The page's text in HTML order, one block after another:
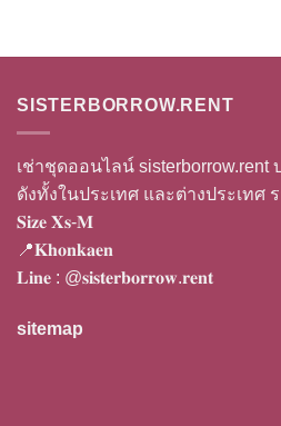
SISTERBORROW.RENT
เช่าชุดออนไลน์
ดังทั้งในประเทศ และต่างประเทศ
𝐒𝐢𝐳𝐞 𝐗𝐬-𝐌
📍𝐊𝐡𝐨𝐧𝐤𝐚𝐞𝐧
𝐋𝐢𝐧𝐞 : @𝐬𝐢𝐬𝐭𝐞𝐫𝐛𝐨𝐫𝐫𝐨𝐰.𝐫𝐞𝐧𝐭
sitemap